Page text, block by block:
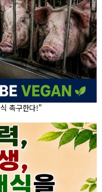
촉구한다!"